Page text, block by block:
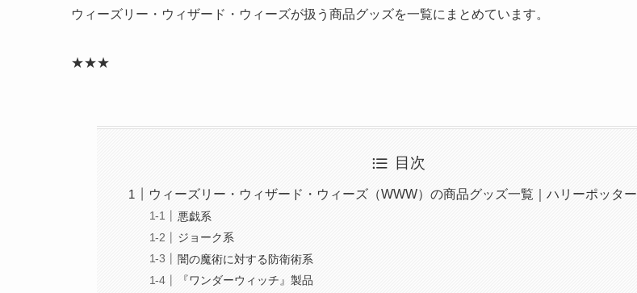
ウィーズリー・ウィザード・ウィーズが扱う商品グッズを一覧にまとめています。
★★★
目次
ウィーズリー・ウィザード・ウィーズ（WWW）の商品グッズ一覧｜ハリーポッター
悪戯系
ジョーク系
闇の魔術に対する防衛術系
『ワンダーウィッチ』製品